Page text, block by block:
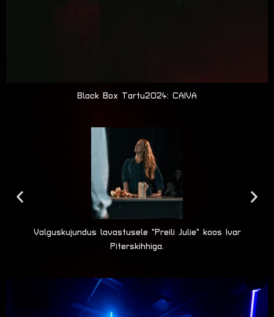
Black Box Tartu2024: CAIVA
Valguskujundus lavastusele "Preili Julie" koos Ivar
Piterskihhiga.